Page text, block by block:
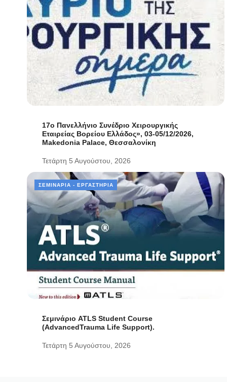
17ο Πανελλήνιο Συνέδριο Χειρουργικής
Εταιρείας Βορείου Ελλάδος», 03-05/12/2026,
Makedonia Palace, Θεσσαλονίκη
Τετάρτη 5 Αυγούστου, 2026
ΣΕΜΙΝΆΡΙΑ - ΕΡΓΑΣΤΉΡΙΑ
Σεμινάριο ATLS Student Course
(AdvancedTrauma Life Support).
Τετάρτη 5 Αυγούστου, 2026